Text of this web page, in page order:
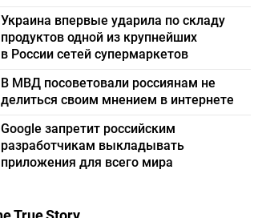
Украина впервые ударила по складу
продуктов одной из крупнейших
в России сетей супермаркетов
В МВД посоветовали россиянам не
делиться своим мнением в интернете
Google запретит российским
разработчикам выкладывать
приложения для всего мира